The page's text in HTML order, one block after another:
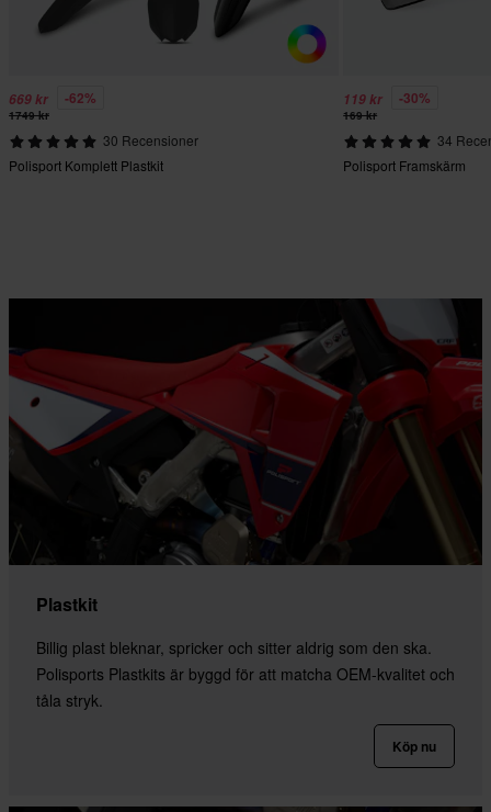
669 kr -62%
1749 kr
30 Recensioner
Polisport Komplett Plastkit
119 kr -30%
169 kr
34
Polisport Framskärm
Plastkit
Billig plast bleknar, spricker och sitter aldrig som den ska.
Polisports Plastkits är byggd för att matcha OEM-kvalitet och
tåla stryk.
Köp nu